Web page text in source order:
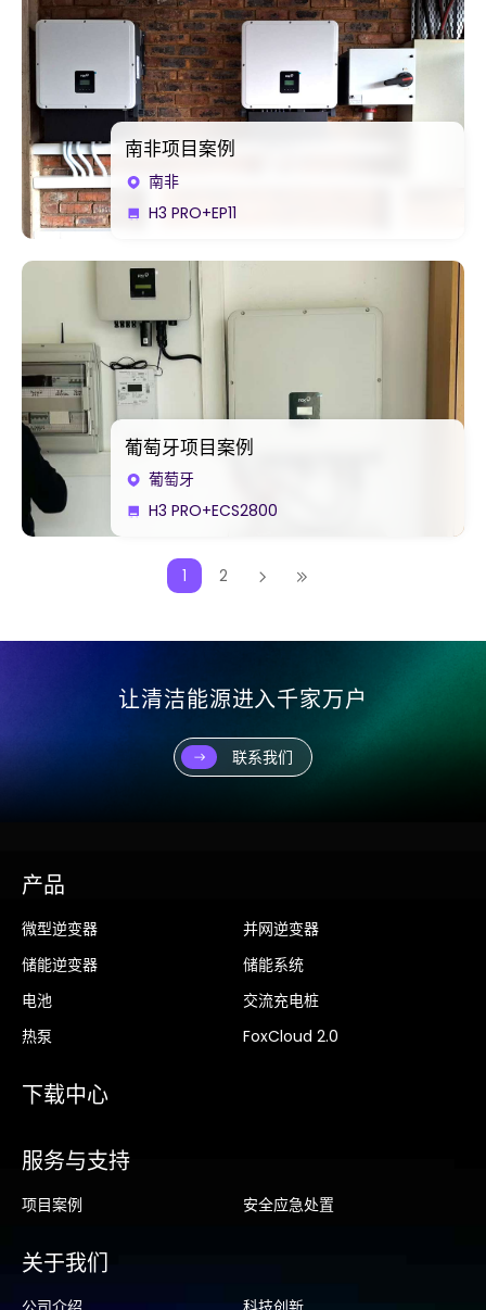
南非项目案例
南非
H3 PRO+EP11
葡萄牙项目案例
葡萄牙
H3 PRO+ECS2800
1 2
让清洁能源进入千家万户
联系我们
产品
微型逆变器
并网逆变器
储能逆变器
储能系统
电池
交流充电桩
热泵
FoxCloud 2.0
下载中心
服务与支持
项目案例 安全应急处置
关于我们